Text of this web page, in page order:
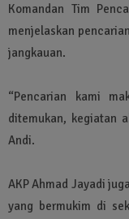
Komandan Tim
menjelaskan
jangkauan.
“Pencarian kami
ditemukan, kegiatan
Andi.
AKP Ahmad Jayadi
yang bermukim di